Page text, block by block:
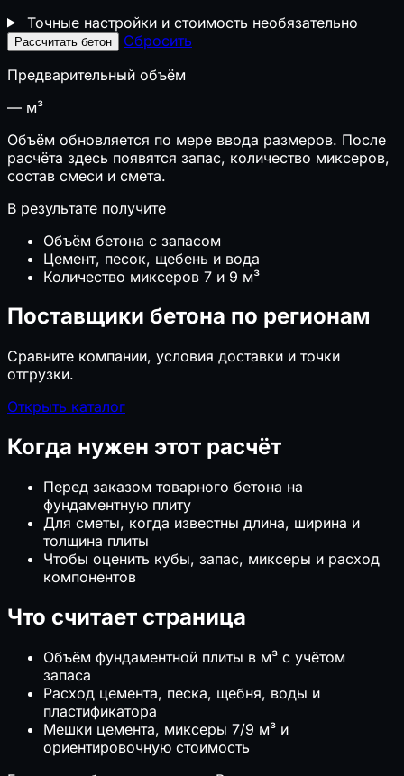
📊УСН vs ОСНО
⚖️Пени и риск РНП
⚖️Неустойка по договору
🏦 Стоимость банковской гарантии
🌱Экология и комфорт
🌱Эко-баллы ГОСТ Р 71392 (ИЖС)
🔊 Внешний шум на расстоянии
↗ Возможно вам будет интересно
❄️Глубина промерзания
поддон и 1000 шт.
📄ФРСН: как найти документ и регистрационный
Точные настройки и стоимость необязательно
Рассчитать бетон
Сбросить
Предварительный объём
— м³
Объём обновляется по мере ввода размеров. После
расчёта здесь появятся запас, количество миксеров,
состав смеси и смета.
В результате получите
Объём бетона с запасом
Цемент, песок, щебень и вода
Количество миксеров 7 и 9 м³
Поставщики бетона по регионам
Сравните компании, условия доставки и точки
отгрузки.
Открыть каталог
Когда нужен этот расчёт
Перед заказом товарного бетона на
фундаментную плиту
Для сметы, когда известны длина, ширина и
толщина плиты
Чтобы оценить кубы, запас, миксеры и расход
компонентов
Что считает страница
Объём фундаментной плиты в м³ с учётом
запаса
Расход цемента, песка, щебня, воды и
пластификатора
Мешки цемента, миксеры 7/9 м³ и
ориентировочную стоимость